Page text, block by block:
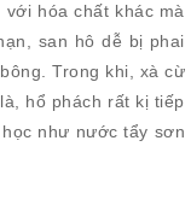
hóa chất khác mà
san hô dễ bị phai
Trong khi, xà cừ
hổ phách rất kị tiếp
như nước tẩy sơn